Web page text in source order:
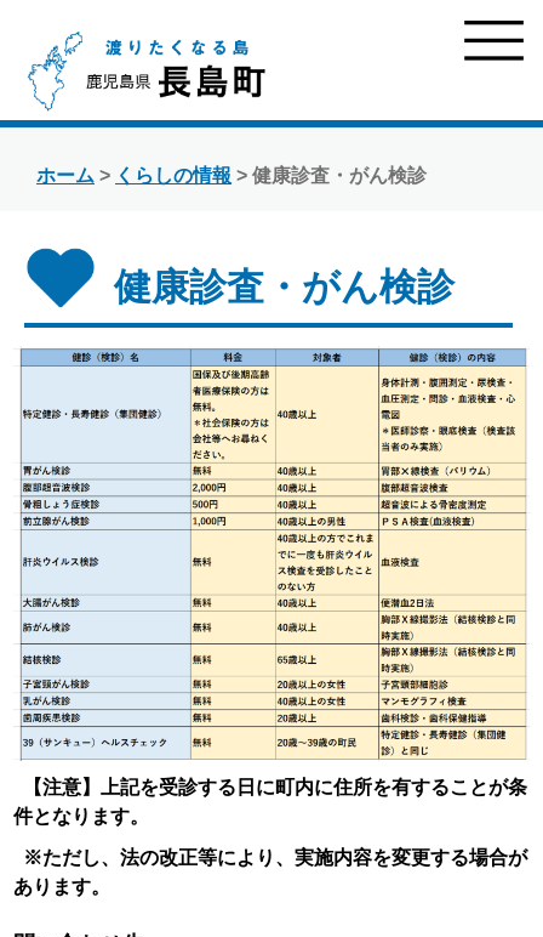
ホーム > くらしの情報 > 健康診査・がん検診
健康診査・がん検診
【注意】上記を受診する日に町内に住所を有することが条
件となります。
※ただし、法の改正等により、実施内容を変更する場合が
あります。